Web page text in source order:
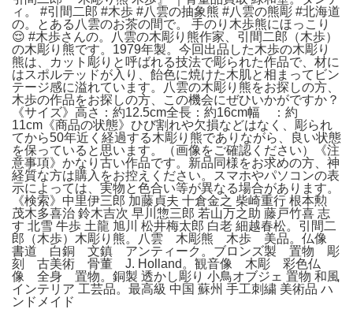
ィ。 #引間二郎 #木歩 #八雲の抽象熊 #八雲の熊彫 #北海道
の。とある八雲のお茶の間で。 手のり木歩熊にほっこり
😌 #木歩さんの。八雲の木彫り熊作家、引間二郎（木歩）
の木彫り熊です。1979年製。今回出品した木歩の木彫り
熊は、カット彫りと呼ばれる技法で彫られた作品で、材に
はスポルテッドが入り、飴色に焼けた木肌と相まってビン
テージ感に溢れています。八雲の木彫り熊をお探しの方、
木歩の作品をお探しの方、この機会にぜひいかがですか？
《サイズ》高さ：約12.5cm全長：約16cm幅 ：約
11cm《商品の状態》ひび割れや欠損などはなく、彫られ
てから50年近く経過する木彫り熊でありながら、良い状態
を保っていると思います。（画像をご確認ください）《注
意事項》かなり古い作品です。新品同様をお求めの方、神
経質な方は購入をお控えください。スマホやパソコンの表
示によっては、実物と色合い等が異なる場合があります。
《検索》中里伊三郎 加藤貞夫 十倉金之 柴崎重行 根本勲
茂木多喜治 鈴木吉次 早川惣三郎 若山万之助 藤戸竹喜 志
す 北雪 牛歩 土龍 旭川 松井梅太郎 白老 細越春松。引間二
郎（木歩）木彫り熊。八雲 木彫熊 木歩 美品。仏像
書道 白銅 文鎮 アンティーク。ブロンズ製 置物 彫
刻 古美術 骨董 J. Holland。観音像 木彫 彩色仏
像 全身 置物。銅製 透かし彫り 小鳥オブジェ 置物 和風
インテリア 工芸品。最高級 中国 蘇州 手工刺繍 美術品 ハ
ンドメイド